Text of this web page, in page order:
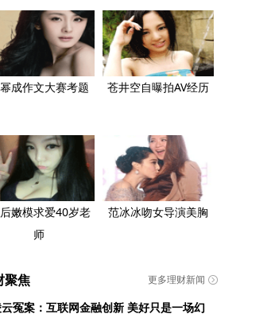
成作文大赛考题 苍井空自曝拍AV经历
嫩模求爱40岁老
师
范冰冰吻女导演美胸
更多理财新闻
聚焦
冤案：互联网金融创新 美好只是一场幻